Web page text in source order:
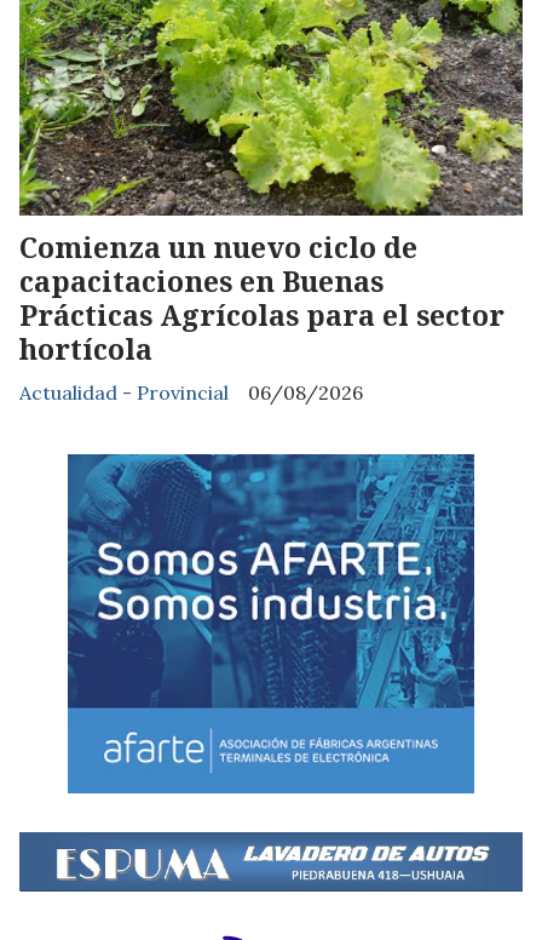
Comienza un nuevo ciclo de
capacitaciones en Buenas
Prácticas Agrícolas para el sector
hortícola
Actualidad - Provincial 06/08/2026